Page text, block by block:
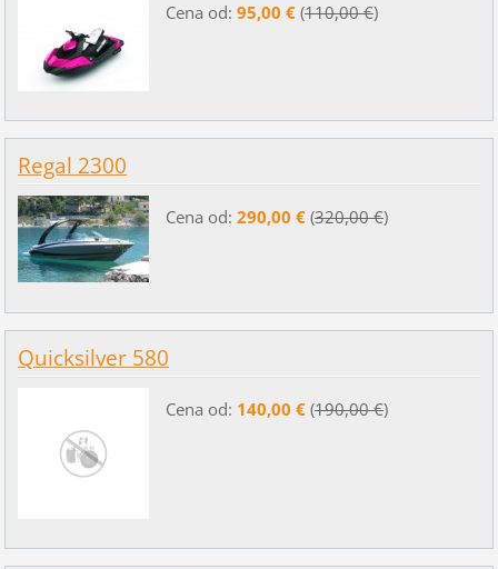
Cena od: 95,00 €(110,00 €)
Regal 2300
Cena od: 290,00 €(320,00 €)
Quicksilver 580
Cena od: 140,00 €(190,00 €)